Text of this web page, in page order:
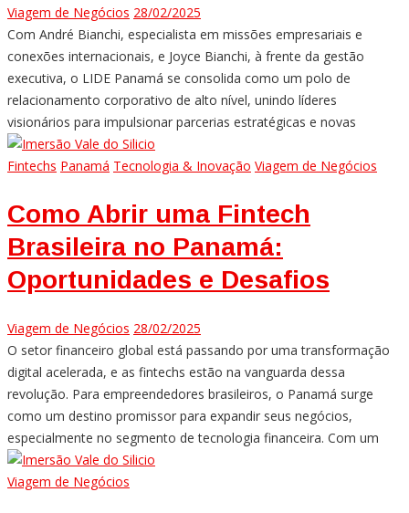
Viagem de Negócios 28/02/2025
Com André Bianchi, especialista em missões empresariais e
conexões internacionais, e Joyce Bianchi, à frente da gestão
executiva, o LIDE Panamá se consolida como um polo de
relacionamento corporativo de alto nível, unindo líderes
visionários para impulsionar parcerias estratégicas e novas
Fintechs Panamá Tecnologia & Inovação Viagem de Negócios
Como Abrir uma Fintech
Brasileira no Panamá:
Oportunidades e Desafios
Viagem de Negócios 28/02/2025
O setor financeiro global está passando por uma transformação
digital acelerada, e as fintechs estão na vanguarda dessa
revolução. Para empreendedores brasileiros, o Panamá surge
como um destino promissor para expandir seus negócios,
especialmente no segmento de tecnologia financeira. Com um
Viagem de Negócios